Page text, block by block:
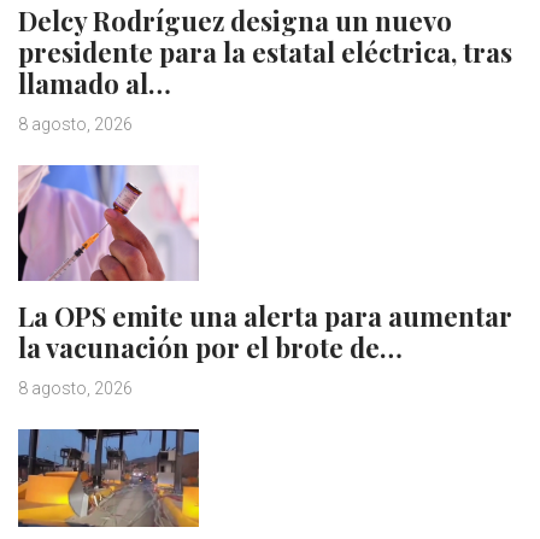
Delcy Rodríguez designa un nuevo
presidente para la estatal eléctrica, tras
llamado al…
8 agosto, 2026
La OPS emite una alerta para aumentar
la vacunación por el brote de…
8 agosto, 2026